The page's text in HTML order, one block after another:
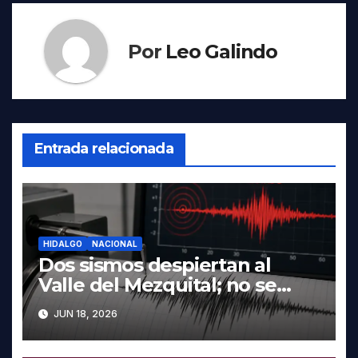
Por Leo Galindo
Entrada relacionada
HIDALGO NACIONAL
Dos sismos despiertan al
Valle del Mezquital; no se
reportan daños en Hidalgo
JUN 18, 2026